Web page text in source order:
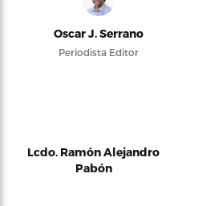
Oscar J. Serrano
Periodista Editor
Lcdo. Ramón Alejandro
Pabón